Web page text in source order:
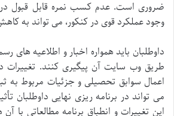
ضروری است. عدم کسب نمره قابل قبول در
وجود عملکرد قوی در کنکور، می تواند به
داوطلبان باید همواره اخبار و اطلاعیه
طریق وب سایت آن پیگیری کنند.
اعمال سوابق تحصیلی و جزئیات مربوط به
می تواند در برنامه ریزی نهایی داوطلبان
این تغییرات و انطباق برنامه مطالعاتی با